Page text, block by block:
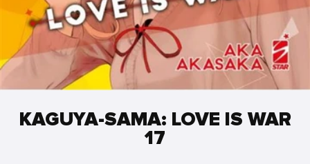
KAGUYA-SAMA: LOVE IS WAR
17